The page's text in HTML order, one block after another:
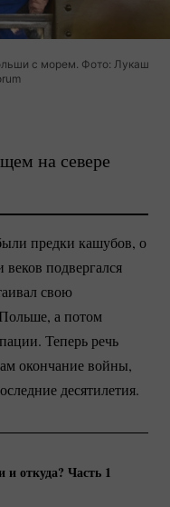
с морем. Фото: Лукаш
на севере
предки кашубов, о
подвергался
свою
а потом
Теперь речь
окончание войны,
десятилетия.
откуда? Часть 1